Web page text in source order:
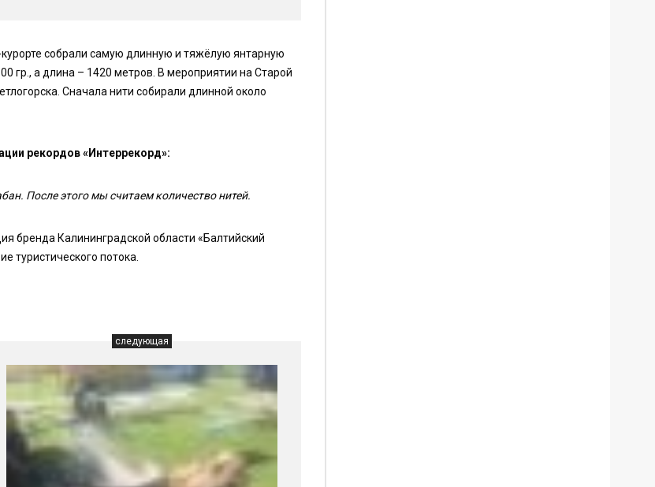
собрали самую длинную и тяжёлую янтарную
гр., а длина – 1420 метров. В мероприятии на Старой
Сначала нити собирали длинной около
рекордов «Интеррекорд»:
После этого мы считаем количество нитей.
бренда Калининградской области «Балтийский
туристического потока.
следующая